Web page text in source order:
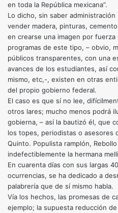
en toda la República mexicana”.
Lo dicho, sin saber
vender madera, pinturas,
en crearse una imagen por
programas de este tipo, – obvio,
públicos transparentes, con una
avances de los estudiantes, así
mismo, etc,-, existen en otras
del propio gobierno federal.
El caso es que sí no lee,
otros lares; mucho menos podrá
gobierna, – así la bautizó él, que
los topes, periodistas o asesores
Quinto. Populista ramplón,
indefectiblemente la hermana
En cuarenta días con sus largas
ocurrencias, se ha dedicado a
palabrería que de sí mismo habla.
Vía los hechos, las promesas de
ejemplo; la supuesta reducción